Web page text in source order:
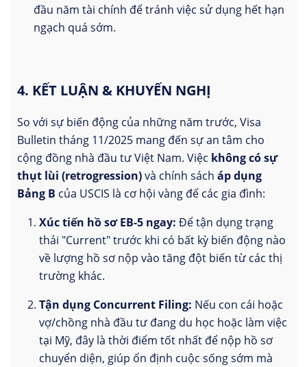
đầu năm tài chính để tránh việc sử dụng hết hạn
ngạch quá sớm.
4. KẾT LUẬN & KHUYẾN NGHỊ
So với sự biến động của những năm trước, Visa
Bulletin tháng 11/2025 mang đến sự an tâm cho
cộng đồng nhà đầu tư Việt Nam. Việc không có sự
thụt lùi (retrogression)và chính sách áp dụng
Bảng B của USCIS là cơ hội vàng để các gia đình:
Xúc tiến hồ sơ EB-5 ngay: Để tận dụng trạng
thái "Current" trước khi có bất kỳ biến động nào
về lượng hồ sơ nộp vào tăng đột biến từ các thị
trường khác.
Tận dụng Concurrent Filing: Nếu con cái hoặc
vợ/chồng nhà đầu tư đang du học hoặc làm việc
tại Mỹ, đây là thời điểm tốt nhất để nộp hồ sơ
chuyển diện, giúp ổn định cuộc sống sớm mà